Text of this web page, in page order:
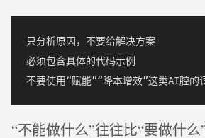
只分析原因，不要给解决方案
必须包含具体的代码示例
“不能做什么”往往比“要做什